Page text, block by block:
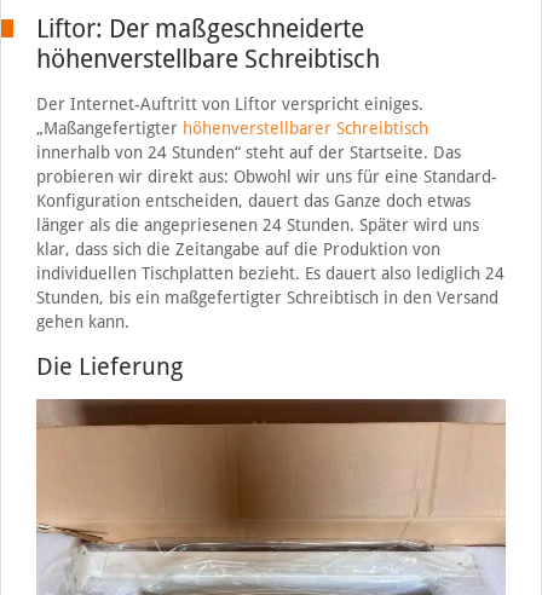
Liftor: Der maßgeschneiderte
höhenverstellbare Schreibtisch
Der Internet-Auftritt von Liftor verspricht einiges.
„Maßangefertigter höhenverstellbarer Schreibtisch
innerhalb von 24 Stunden“ steht auf der Startseite. Das
probieren wir direkt aus: Obwohl wir uns für eine Standard-
Konfiguration entscheiden, dauert das Ganze doch etwas
länger als die angepriesenen 24 Stunden. Später wird uns
klar, dass sich die Zeitangabe auf die Produktion von
individuellen Tischplatten bezieht. Es dauert also lediglich 24
Stunden, bis ein maßgefertigter Schreibtisch in den Versand
gehen kann.
Die Lieferung